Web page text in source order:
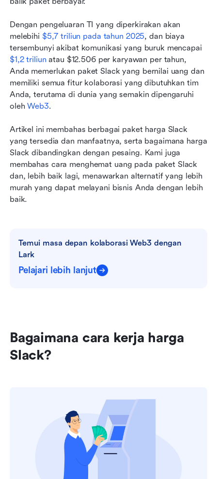
Dengan pengeluaran TI yang diperkirakan akan
melebihi $5,7 triliun pada tahun 2025, dan biaya
$1,2 triliun atau $12.506 per karyawan per tahun,
Anda memerlukan paket Slack yang bernilai uang dan
memiliki semua fitur kolaborasi yang dibutuhkan tim
Anda, terutama di dunia yang semakin dipengaruhi
oleh Web3.
Artikel ini membahas berbagai paket harga Slack
yang tersedia dan manfaatnya, serta bagaimana harga
Slack dibandingkan dengan pesaing. Kami juga
membahas cara menghemat uang pada paket Slack
dan, lebih baik lagi, menawarkan alternatif yang lebih
murah yang dapat melayani bisnis Anda dengan lebih
baik.
Temui masa depan kolaborasi Web3 dengan
Lark
Pelajari lebih lanjut
Bagaimana cara kerja harga
Slack?
FAQ harga Slack
Optimalkan bisnis Anda dengan Lark